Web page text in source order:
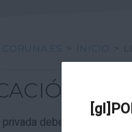
CORUNA.ES > INICIO >
debe identificarse